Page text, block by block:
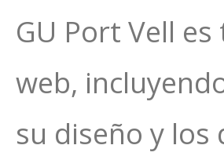
GU Port Vell
web,
su diseño y